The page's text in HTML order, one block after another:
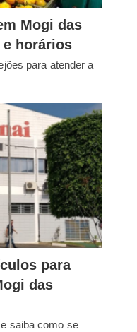
Mogi das
horários
para atender a
para
das
saiba como se